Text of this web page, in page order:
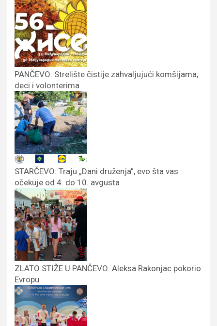
PANČEVO: Strelište čistije zahvaljujući komšijama,
deci i volonterima
STARČEVO: Traju „Dani druženja”, evo šta vas
očekuje od 4. do 10. avgusta
ZLATO STIŽE U PANČEVO: Aleksa Rakonjac pokorio
Evropu